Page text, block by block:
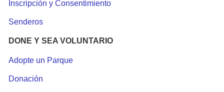
Inscripción y Consentimiento
Senderos
DONE Y SEA VOLUNTARIO
Adopte un Parque
Donación